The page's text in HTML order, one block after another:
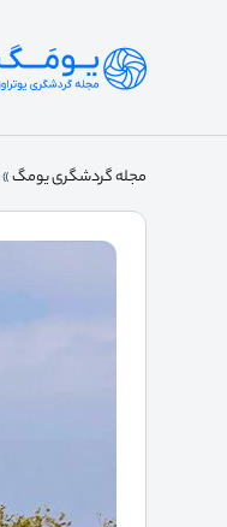
مجله گردشگری یومگ»